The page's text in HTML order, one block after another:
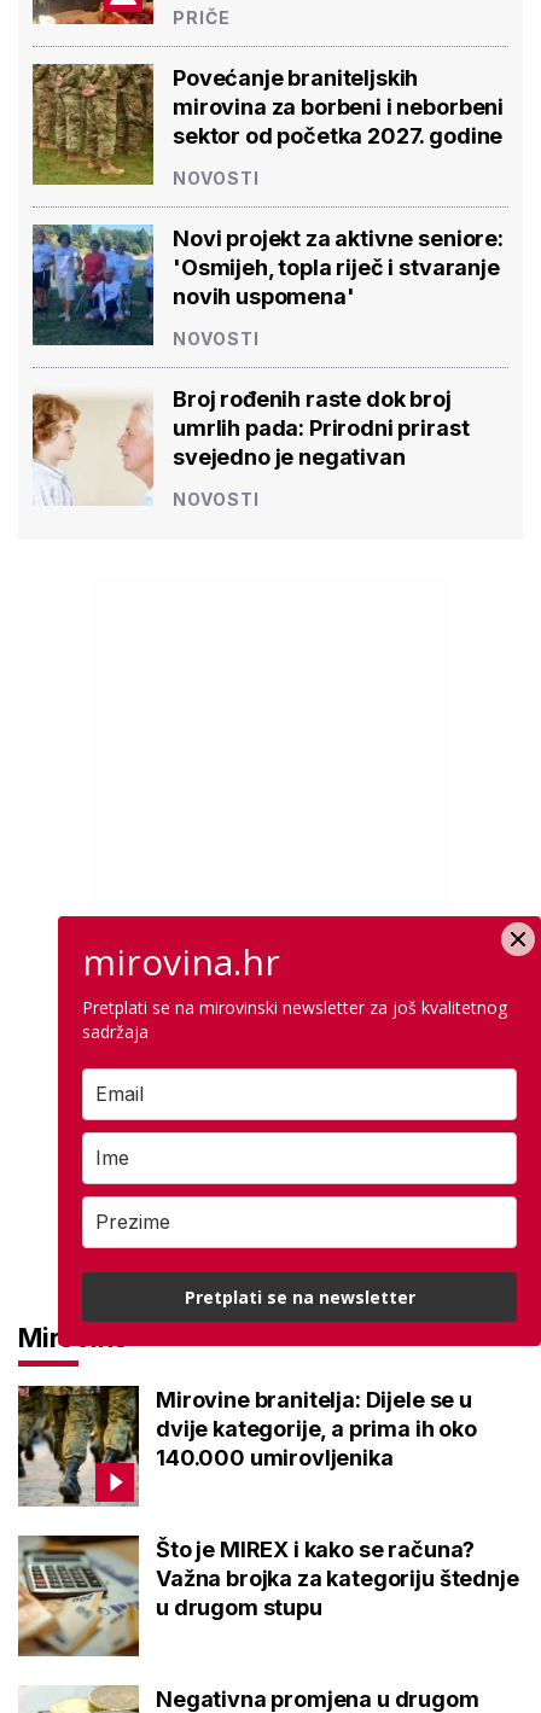
PRIČE
Povećanje braniteljskih
mirovina za borbeni i neborbeni
sektor od početka 2027. godine
NOVOSTI
Novi projekt za aktivne seniore:
'Osmijeh, topla riječ i stvaranje
novih uspomena'
NOVOSTI
Broj rođenih raste dok broj
umrlih pada: Prirodni prirast
svejedno je negativan
NOVOSTI
Mirovine
Mirovine branitelja: Dijele se u
dvije kategorije, a prima ih oko
140.000 umirovljenika
Što je MIREX i kako se računa?
Važna brojka za kategoriju štednje
u drugom stupu
Negativna promjena u drugom
mirovina.hr
Pretplati se na mirovinski newsletter za još kvalitetnog
sadržaja
Pretplati se na newsletter